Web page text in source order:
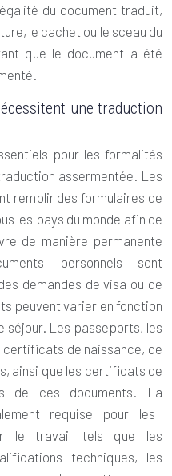
du document traduit,
le cachet ou le sceau du
que le document a été
une traduction
pour les formalités
assermentée. Les
remplir des formulaires de
les pays du monde afin de
de manière permanente
personnels sont
demandes de visa ou de
peuvent varier en fonction
séjour. Les passeports, les
certificats de naissance, de
ainsi que les certificats de
de ces documents. La
requise pour les
le travail tels que les
techniques, les